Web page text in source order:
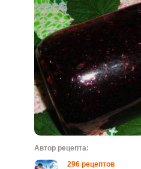
Автор рецепта:
296 рецептов